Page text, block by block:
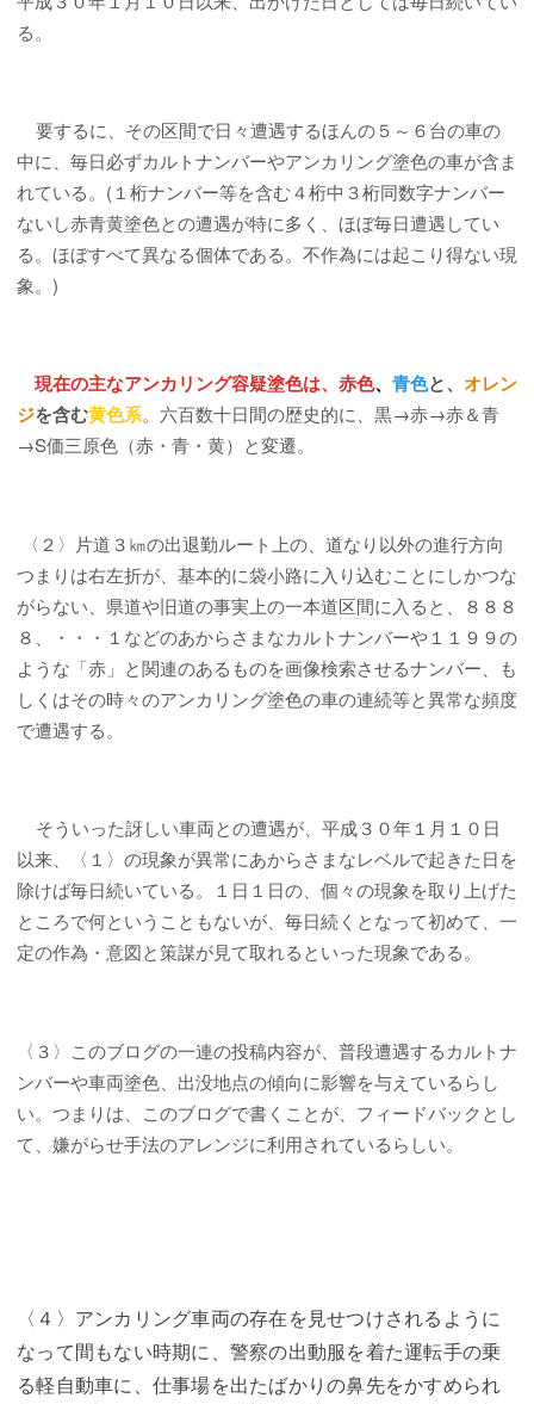
る。
要するに、その区間で日々遭遇するほんの５～６台の車の
中に、毎日必ずカルトナンバーやアンカリング塗色の車が含ま
れている。(１桁ナンバー等を含む４桁中３桁同数字ナンバー
ないし赤青黄塗色との遭遇が特に多く、ほぼ毎日遭遇してい
る。ほぼすべて異なる個体である。不作為には起こり得ない現
象。)
現在の主なアンカリング容疑塗色は、赤色、 青色と、 オレン
ジを含む黄色系。六百数十日間の歴史的に、黒→赤→赤＆青
→S価三原色（赤・青・黄）と変遷。
〈２〉片道３㎞の出退勤ルート上の、道なり以外の進行方向
つまりは右左折が、基本的に袋小路に入り込むことにしかつな
がらない、県道や旧道の事実上の一本道区間に入ると、８８８
８、・・・１などのあからさまなカルトナンバーや１１９９の
ような「赤」と関連のあるものを画像検索させるナンバー、も
しくはその時々のアンカリング塗色の車の連続等と異常な頻度
で遭遇する。
そういった訝しい車両との遭遇が、平成３０年１月１０日
以来、〈１〉の現象が異常にあからさまなレベルで起きた日を
除けば毎日続いている。１日１日の、個々の現象を取り上げた
ところで何ということもないが、毎日続くとなって初めて、一
定の作為・意図と策謀が見て取れるといった現象である。
〈３〉このブログの一連の投稿内容が、普段遭遇するカルトナ
ンバーや車両塗色、出没地点の傾向に影響を与えているらし
い。つまりは、このブログで書くことが、フィードバックとし
て、嫌がらせ手法のアレンジに利用されているらしい。
〈４〉アンカリング車両の存在を見せつけされるように
なって間もない時期に、警察の出動服を着た運転手の乗
る軽自動車に、仕事場を出たばかりの鼻先をかすめられ